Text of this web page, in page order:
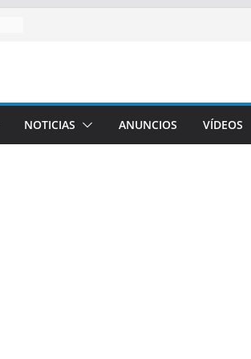
NOTICIAS ANUNCIOS VÍDEOS